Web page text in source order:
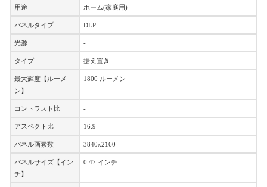
用途 ホーム(家庭用)
パネルタイプ DLP
光源 -
タイプ 据え置き
最大輝度【ルーメ
ン】
1800 ルーメン
コントラスト比 -
アスペクト比 16:9
パネル画素数 3840x2160
パネルサイズ【イン
チ】
0.47 インチ